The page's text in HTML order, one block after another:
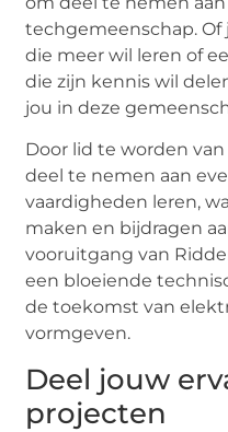
techgemeenschap.
die meer wil leren of
die zijn kennis wil
jou in deze
Door lid te worden
deel te nemen aan
vaardigheden leren,
maken en bijdragen
vooruitgang van
een bloeiende
de toekomst van
vormgeven.
Deel jouw
projecten